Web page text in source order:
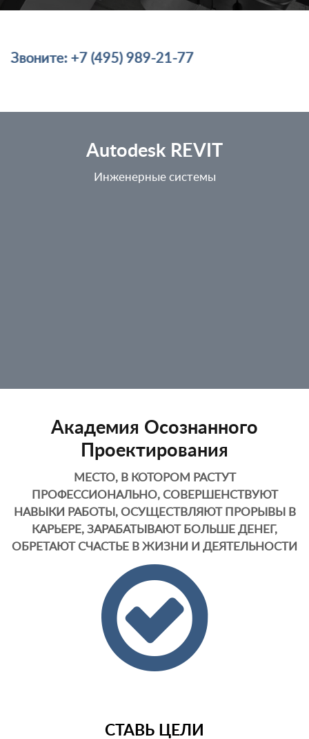
+7 (495) 989-21-77
Autodesk REVIT
Инженерные системы
Академия Осознанного
Проектирования
МЕСТО, В КОТОРОМ РАСТУТ
ПРОФЕССИОНАЛЬНО, СОВЕРШЕНСТВУЮТ
НАВЫКИ РАБОТЫ, ОСУЩЕСТВЛЯЮТ ПРОРЫВЫ В
КАРЬЕРЕ, ЗАРАБАТЫВАЮТ БОЛЬШЕ ДЕНЕГ,
ОБРЕТАЮТ СЧАСТЬЕ В ЖИЗНИ И ДЕЯТЕЛЬНОСТИ
СТАВЬ ЦЕЛИ